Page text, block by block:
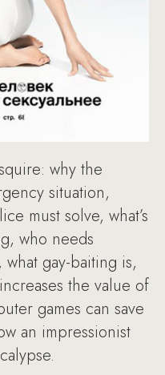
why the
situation,
must solve, what’s
who needs
gay-baiting is,
the value of
games can save
an impressionist